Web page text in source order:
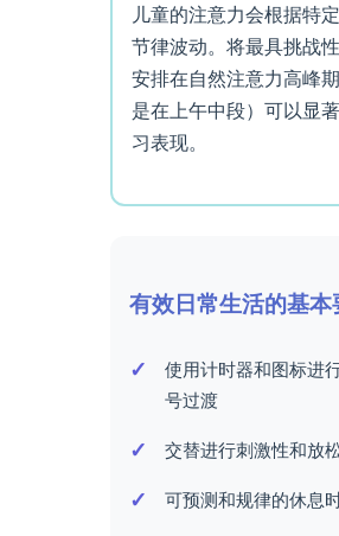
儿童的注意力会根据特
节律波动。将最具挑战
安排在自然注意力高峰
是在上午中段）可以显
习表现。
有效日常生活的基本
使用计时器和图标进
号过渡
交替进行刺激性和放
可预测和规律的休息